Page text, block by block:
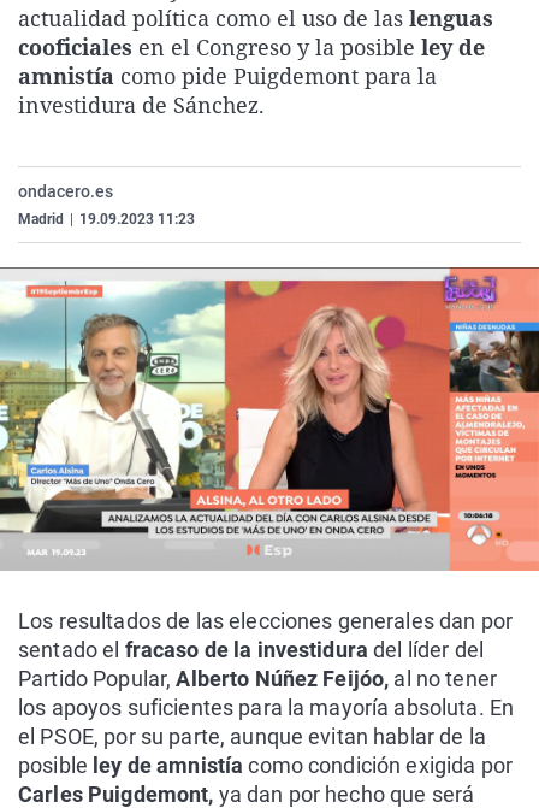
La rosa de los vientos
Gente viajera
Caso
Retornados
Extremadura
Galicia
Virales
Televisión
actualidad política como el uso de las lenguas
cooficiales en el Congreso y la posible ley de
amnistía como pide Puigdemont para la
investidura de Sánchez.
ondacero.es
Madrid 19.09.2023 11:23
Los resultados de las elecciones generales dan por
sentado el fracaso de la investidura del líder del
Partido Popular, Alberto Núñez Feijóo, al no tener
los apoyos suficientes para la mayoría absoluta. En
el PSOE, por su parte, aunque evitan hablar de la
posible ley de amnistía como condición exigida por
Carles Puigdemont, ya dan por hecho que será